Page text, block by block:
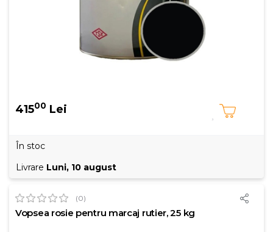
41500 Lei
În stoc
Livrare Luni, 10 august
(0)
Vopsea rosie pentru marcaj rutier, 25 kg